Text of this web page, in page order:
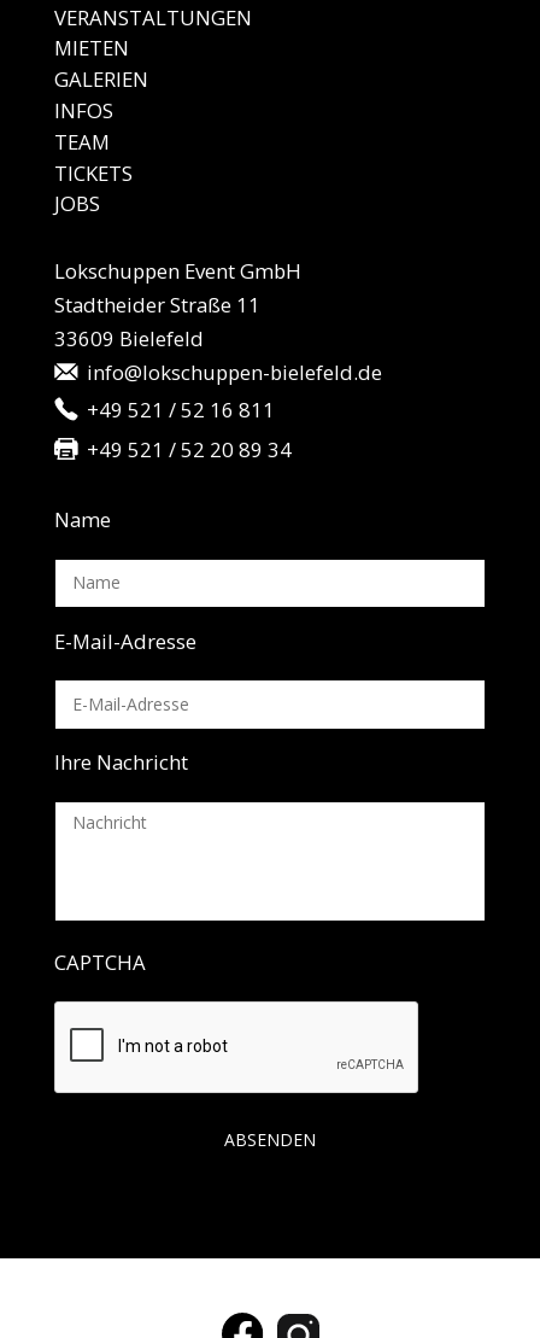
VERANSTALTUNGEN
MIETEN
GALERIEN
INFOS
TEAM
TICKETS
JOBS
Lokschuppen Event GmbH
Stadtheider Straße 11
33609 Bielefeld
info@lokschuppen-bielefeld.de
+49 521 / 52 16 811
+49 521 / 52 20 89 34
Name
E-Mail-Adresse
Ihre Nachricht
CAPTCHA